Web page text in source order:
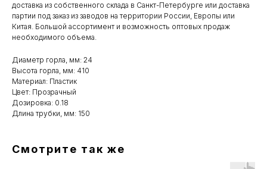
доставка из собственного склада в Санкт-Петербурге или доставка
партии под заказ из заводов на территории России, Европы или
Китая. Большой ассортимент и возможность оптовых продаж
необходимого объема.
Диаметр горла, мм: 24
Высота горла, мм: 410
Материал: Пластик
Цвет: Прозрачный
Дозировка: 0.18
Длина трубки, мм: 150
Смотрите так же